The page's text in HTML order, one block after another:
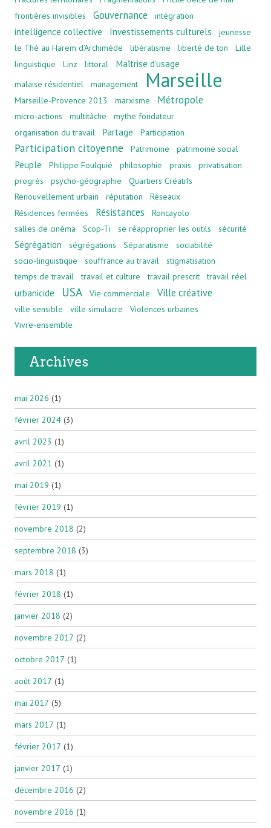
frontières invisibles
Gouvernance intégration
intelligence collective Investissements culturels
jeunesse
le Thé au Harem d’Archimède
libéralisme liberté de ton
Lille
linguistique
Linz littoral Maîtrise d’usage
malaise résidentiel management Marseille
Marseille-Provence 2013 marxisme Métropole
micro-actions multitâche
mythe fondateur
organisation du travail
Partage Participation
Participation citoyenne Patrimoine patrimoine social
Peuple Philippe Foulquié philosophie praxis
privatisation
progrès
psycho-géographie
Quartiers Créatifs
Renouvellement urbain
réputation
Réseaux
Résidences fermées
Résistances
Roncayolo
salles de cinéma
Scop-Ti se réapproprier les outils sécurité
Ségrégation ségrégations Séparatisme
sociabilité
socio-linguistique
souffrance au travail
stigmatisation
temps de travail
travail et culture travail prescrit travail réel
urbanicide USA Vie commerciale Ville créative
ville sensible ville simulacre
Violences urbaines
Vivre-ensemble
Archives
mai 2026 (1)
février 2024 (3)
avril 2023 (1)
avril 2021 (1)
mai 2019 (1)
février 2019 (1)
novembre 2018 (2)
septembre 2018 (3)
mars 2018 (1)
février 2018 (1)
janvier 2018 (2)
novembre 2017 (2)
octobre 2017 (1)
août 2017 (1)
mai 2017 (5)
mars 2017 (1)
février 2017 (1)
janvier 2017 (1)
décembre 2016 (2)
novembre 2016 (1)